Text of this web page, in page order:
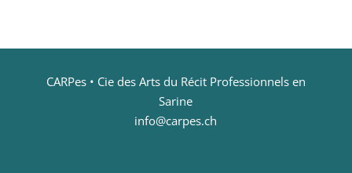
CARPes • Cie des Arts du Récit Professionnels en
Sarine
info@carpes.ch